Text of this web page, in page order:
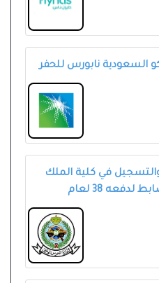
السعودية نابورس للحفر
في كلية الملك
خالد العسكرية برتبة ضابط لدفعه 38 لعام